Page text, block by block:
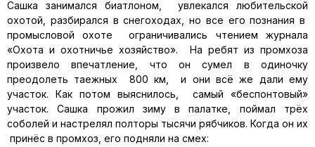
Сашка занимался биатлоном, увлекался любительской
охотой, разбирался в снегоходах, но все его познания в
промысловой охоте ограничивались чтением журнала
«Охота и охотничье хозяйство». На ребят из промхоза
произвело впечатление, что он сумел в одиночку
преодолеть таежных 800 км, и они всё же дали ему
участок. Как потом выяснилось, самый «беспонтовый»
участок. Сашка прожил зиму в палатке, поймал трёх
соболей и настрелял полторы тысячи рябчиков. Когда он их
принёс в промхоз, его подняли на смех: